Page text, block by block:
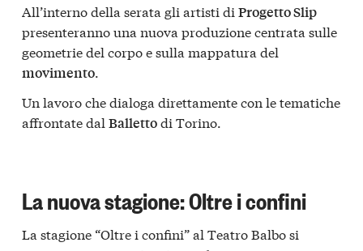
All’interno della serata gli artisti di Progetto Slip
presenteranno una nuova produzione centrata sulle
geometrie del corpo e sulla mappatura del
movimento.
Un lavoro che dialoga direttamente con le tematiche
affrontate dal Ballettodi Torino.
La nuova stagione: Oltre i confini
La stagione “Oltre i confini” al Teatro Balbo si